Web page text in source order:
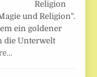
Religion
und Religion".
ein goldener
die Unterwelt